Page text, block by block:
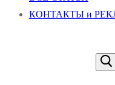
КОНТАКТЫ и